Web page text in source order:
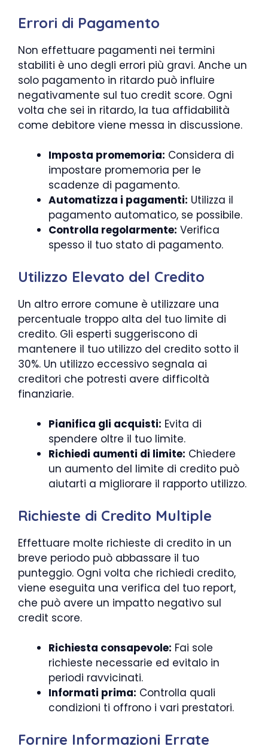
Errori di Pagamento
Non effettuare pagamenti nei termini
stabiliti è uno degli errori più gravi. Anche un
solo pagamento in ritardo può influire
negativamente sul tuo credit score. Ogni
volta che sei in ritardo, la tua affidabilità
come debitore viene messa in discussione.
Imposta promemoria: Considera di
impostare promemoria per le
scadenze di pagamento.
Automatizza i pagamenti: Utilizza il
pagamento automatico, se possibile.
Controlla regolarmente: Verifica
spesso il tuo stato di pagamento.
Utilizzo Elevato del Credito
Un altro errore comune è utilizzare una
percentuale troppo alta del tuo limite di
credito. Gli esperti suggeriscono di
mantenere il tuo utilizzo del credito sotto il
30%. Un utilizzo eccessivo segnala ai
creditori che potresti avere difficoltà
finanziarie.
Pianifica gli acquisti: Evita di
spendere oltre il tuo limite.
Richiedi aumenti di limite: Chiedere
un aumento del limite di credito può
aiutarti a migliorare il rapporto utilizzo.
Richieste di Credito Multiple
Effettuare molte richieste di credito in un
breve periodo può abbassare il tuo
punteggio. Ogni volta che richiedi credito,
viene eseguita una verifica del tuo report,
che può avere un impatto negativo sul
credit score.
Richiesta consapevole: Fai sole
richieste necessarie ed evitalo in
periodi ravvicinati.
Informati prima: Controlla quali
condizioni ti offrono i vari prestatori.
Fornire Informazioni Errate